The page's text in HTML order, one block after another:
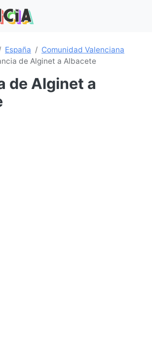
España
Comunidad Valenciana
de Alginet a Albacete
de Alginet a